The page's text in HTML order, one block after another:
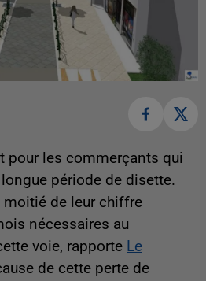
pour les commerçants qui
période de disette.
moitié de leur chiffre
nécessaires au
voie, rapporte Le
de cette perte de